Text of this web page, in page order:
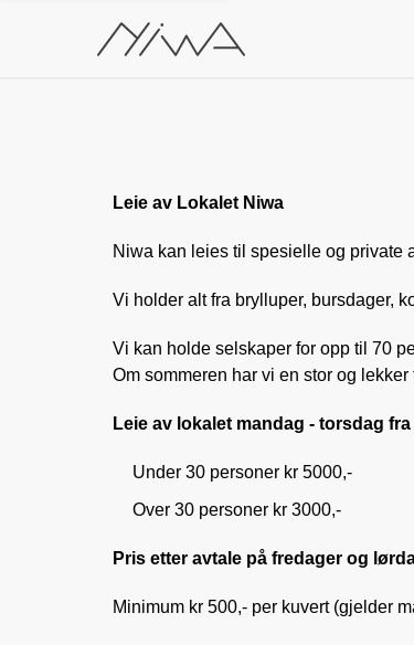
Leie av Lokalet Niwa
Niwa kan leies til spesielle og private
Vi holder alt fra brylluper, bursdager,
Vi kan holde selskaper for opp til 70
Om sommeren har vi en stor og
Leie av lokalet mandag - torsdag
Under 30 personer kr 5000,-
Over 30 personer kr 3000,-
Pris etter avtale på fredager og
Minimum kr 500,- per kuvert (gjelder